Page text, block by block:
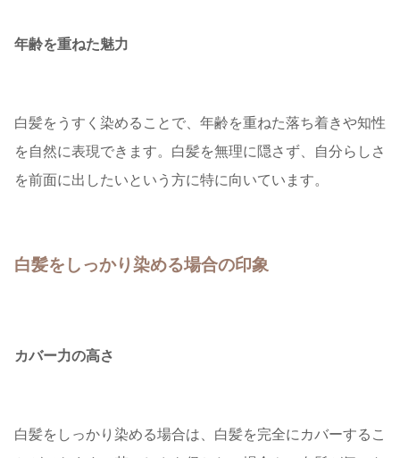
年齢を重ねた魅力
白髪をうすく染めることで、年齢を重ねた落ち着きや知性
を自然に表現できます。白髪を無理に隠さず、自分らしさ
を前面に出したいという方に特に向いています。
白髪をしっかり染める場合の印象
カバー力の高さ
白髪をしっかり染める場合は、白髪を完全にカバーするこ